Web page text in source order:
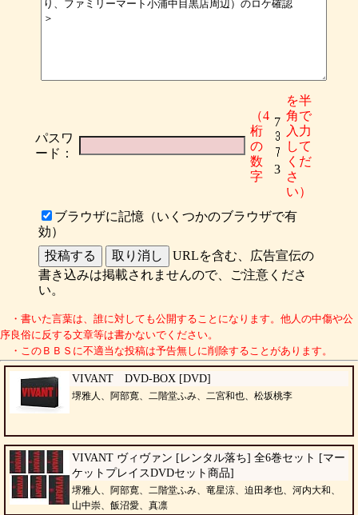
パスワ
ード：
（4
桁
の
数
字
7
3
を半
角で
入力
して
くだ
さ
い）
ブラウザに記憶（いくつかのブラウザで有
効）
URLを含む、広告宣伝の
書き込みは掲載されませんので、ご注意くださ
い。
・書いた言葉は、誰に対しても公開することになります。他人の中傷や公
序良俗に反する文章等は書かないでください。
・このＢＢＳに不適当な投稿は予告無しに削除することがあります。
VIVANT DVD-BOX [DVD]
堺雅人、阿部寛、二階堂ふみ、二宮和也、松坂桃李
VIVANT ヴィヴァン [レンタル落ち] 全6巻セット [マー
ケットプレイスDVDセット商品]
堺雅人、阿部寛、二階堂ふみ、竜星涼、迫田孝也、河内大和、
山中崇、飯沼愛、真凛